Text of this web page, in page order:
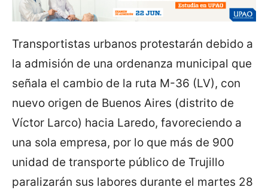
Transportistas urbanos protestarán debido a
la admisión de una ordenanza municipal que
señala el cambio de la ruta M-36 (LV), con
nuevo origen de Buenos Aires (distrito de
Víctor Larco) hacia Laredo, favoreciendo a
una sola empresa, por lo que más de 900
unidad de transporte público de Trujillo
paralizarán sus labores durante el martes 28